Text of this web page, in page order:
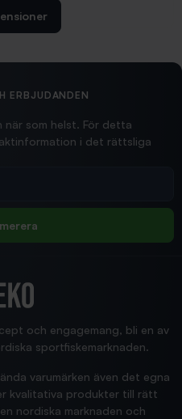
2026/02/19
och bra...
ERBJUDANDEN
när som helst. För detta
i det rättsliga
och engagemang, bli en av
sportfiskemarknaden.
varumärken även det egna
kvalitativa produkter till rätt
nordiska marknaden och